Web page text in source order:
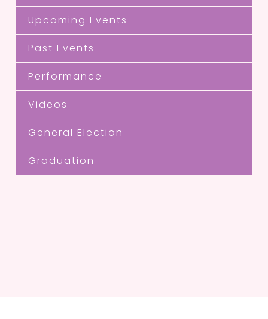
Upcoming Events
Past Events
Performance
Videos
General Election
Graduation